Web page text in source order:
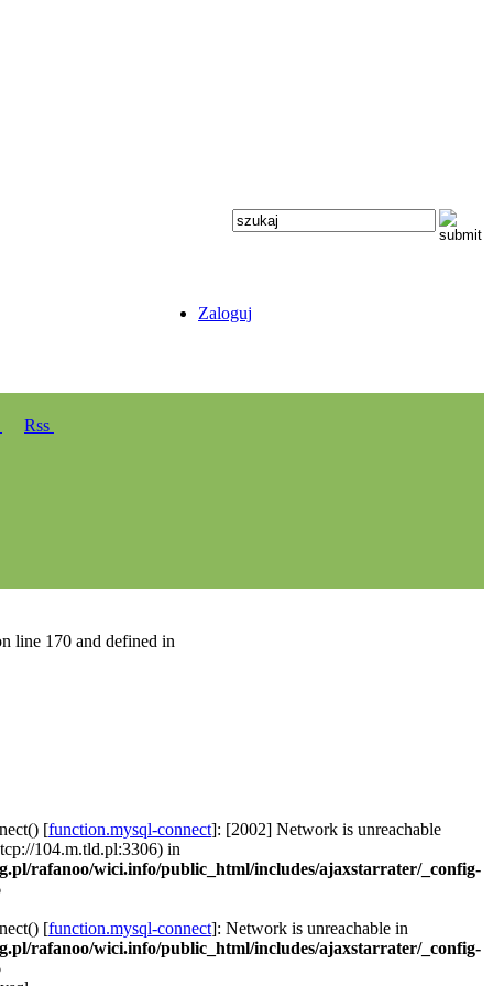
Zaloguj
Rss
line 170 and defined in
[function.mysql-connect]: [2002] Network is unreachable
104.m.tld.pl:3306) in
rafanoo/wici.info/public_html/includes/ajaxstarrater/_config-
[function.mysql-connect]: Network is unreachable in
rafanoo/wici.info/public_html/includes/ajaxstarrater/_config-